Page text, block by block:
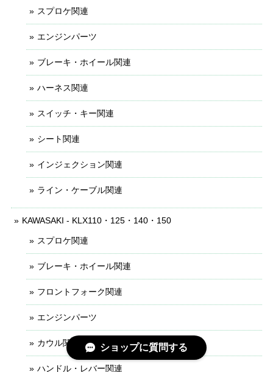
スプロケ関連
エンジンパーツ
ブレーキ・ホイール関連
ハーネス関連
スイッチ・キー関連
シート関連
インジェクション関連
ライン・ケーブル関連
KAWASAKI - KLX110・125・140・150
スプロケ関連
ブレーキ・ホイール関連
フロントフォーク関連
エンジンパーツ
カウル関連
ハンドル・レバー関連
ショップに質問する